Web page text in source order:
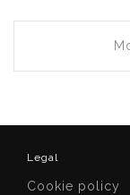
Legal
Cookie policy